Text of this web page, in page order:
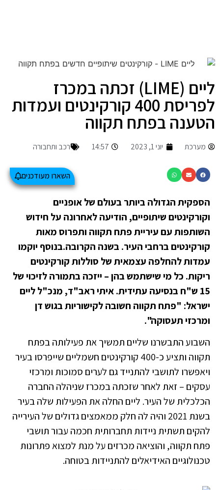
ליים (LIME) זכתה במכרז
לפריסת 400 קורקינטים ועמדות
הטענה בפתח תקווה
מערכת יוני 1, 2023 14:57 רכב ותחבורה
השארו מעודכנים
הספקית הגדולה ביותר בעולם של אופניים
וקורקינטים שיתופיים, הודיעה לאחרונה על חידוש
השותפות עם עיריית פתח תקווה ותפרוס מאות
קורקינטים ברחבי העיר. בשנה הקרובה.בנוסף יוקמו
עמדות להחלפה עצמאית של סוללות קורקינטים
ריקות. כל מי שישתמש בהן – ייזכה בתמורה לזיכוי של
15 ש"ח בנסיעה עתידית. איתי ראב"ד, מנכ"ל ליים
ישראל: "פתח תקווה חשובה לקישוריות בגוש דן
ומרכזי תעסוקה".
השבוע התבשרנו שליים תמשיך את פעילותה בפתח
תקווה ותציע כ-400 קורקינטים חשמליים שייפרסו בעיר
ויאפשרו לתושבי להתנייד גם לערים סמוכות ומרכזי
עסקים – זאת לאחר שזכתה במכרז שניהלה החברה
הכלכלית של העיר. ליים החלה את הפעילות שלה בעיר
בשנת 2021 והיה לה חלק ממאמצים גדולים של העירייה
להקים תשתית ניידות תחברותית חכמה עבור תושבי
פתח תקווה, והוציאה מכרזים על מנת למצוא פתרונות
טכנולוגיים האידיאלים להתניידות בטוחה.